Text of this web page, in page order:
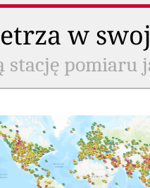
w
stację pomiaru